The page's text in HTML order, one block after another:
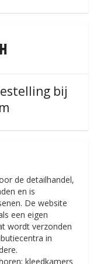
bij
de detailhandel,
en is
De website
een eigen
wordt verzonden
in
kleedkamers